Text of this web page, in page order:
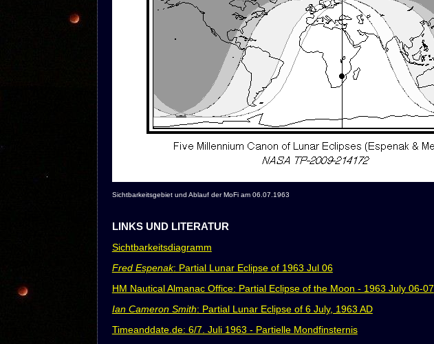
Sichtbarkeitsgebiet und Ablauf der MoFi am 06.07.1963
LINKS UND LITERATUR
Sichtbarkeitsdiagramm
Fred Espenak: Partial Lunar Eclipse of 1963 Jul 06
HM Nautical Almanac Office: Partial Eclipse of the Moon - 1963 July 06-07
Ian Cameron Smith: Partial Lunar Eclipse of 6 July, 1963 AD
Timeanddate.de: 6/7. Juli 1963 - Partielle Mondfinsternis